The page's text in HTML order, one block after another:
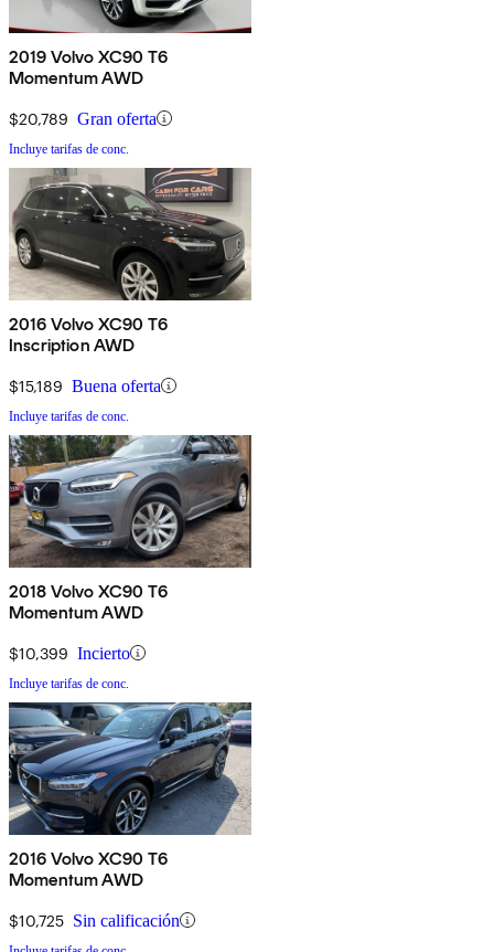
2019 Volvo XC90 T6
Momentum AWD
$20,789 Gran oferta
Incluye tarifas de conc.
2016 Volvo XC90 T6
Inscription AWD
$15,189 Buena oferta
Incluye tarifas de conc.
2018 Volvo XC90 T6
Momentum AWD
$10,399 Incierto
Incluye tarifas de conc.
2016 Volvo XC90 T6
Momentum AWD
$10,725 Sin calificación